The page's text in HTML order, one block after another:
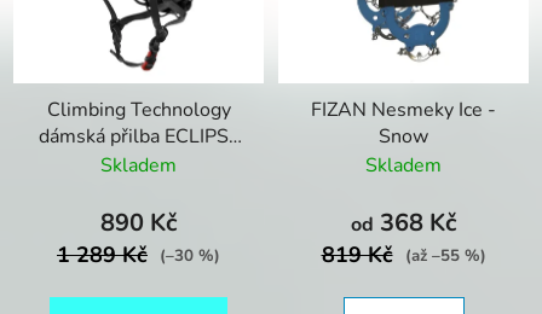
t
r
Climbing Technology
dámská přilba ECLIPSE
green/pink
Skladem
890 Kč
1 289 Kč (–30 %)
FIZAN Nesmeky Ice -
Snow
Skladem
od 368 Kč
819 Kč (až –55 %)